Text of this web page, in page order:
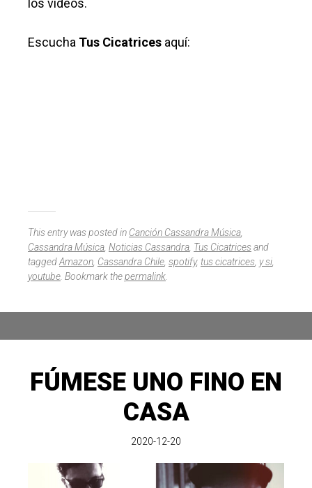
los videos.
Escucha Tus Cicatrices aquí:
This entry was posted in Canción Cassandra Música,
Cassandra Música, Noticias Cassandra, Tus Cicatricesand
taggedAmazon, Cassandra Chile, spotify, tus cicatrices, y si,
youtube. Bookmark thepermalink.
FÚMESE UNO FINO EN
CASA
2020-12-20